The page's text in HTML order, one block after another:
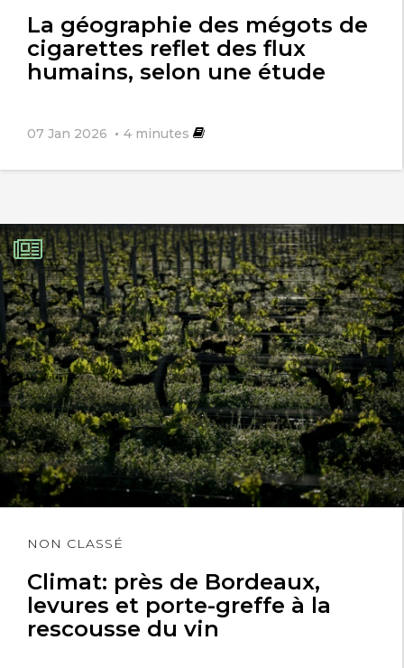
La géographie des mégots de
cigarettes reflet des flux
humains, selon une étude
07 Jan 2026 4 minutes
NON CLASSÉ
Climat: près de Bordeaux,
levures et porte-greffe à la
rescousse du vin
Lire